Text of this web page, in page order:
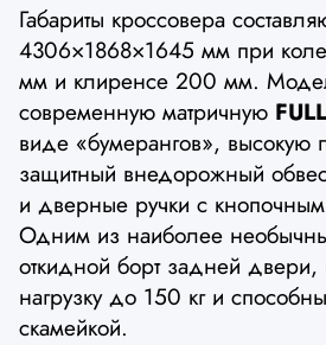
Габариты кроссовера
4306×1868×1645 мм при
мм и клиренсе 200 мм.
современную матричную
виде «бумерангов»,
защитный внедорожный
и дверные ручки с кнопочным
Одним из наиболее
откидной борт задней
нагрузку до 150 кг и
скамейкой.